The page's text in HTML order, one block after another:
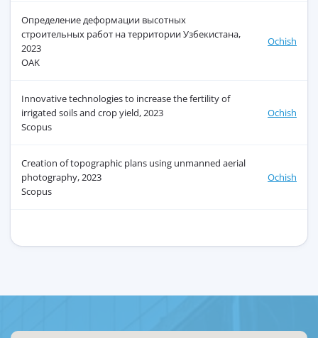
Определение деформации высотных
строительных работ на территории Узбекистана,
2023
OAK
Ochish
Innovative technologies to increase the fertility of
irrigated soils and crop yield, 2023
Scopus
Ochish
Creation of topographic plans using unmanned aerial
photography, 2023
Scopus
Ochish